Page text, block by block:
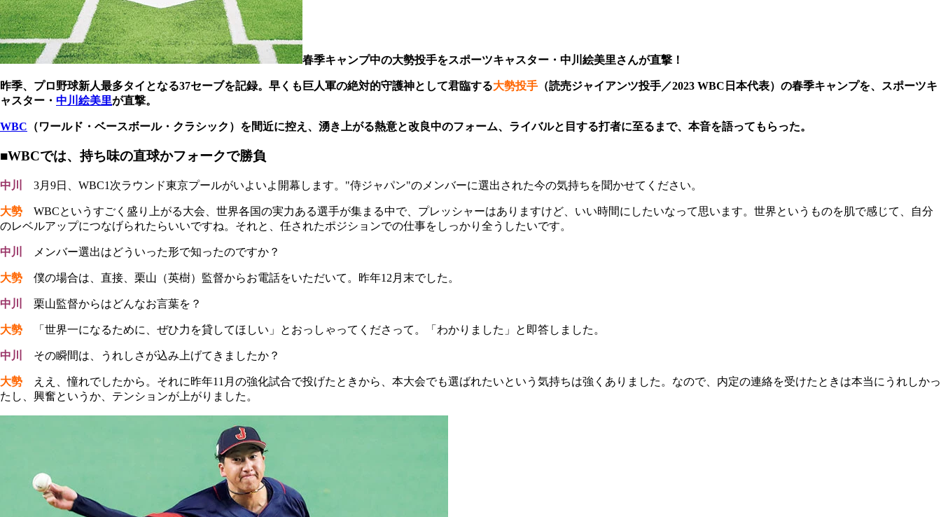
春季キャンプ中の大勢投手をスポーツキャスター・中川絵美里さんが直撃！
昨季、プロ野球新人最多タイとなる37セーブを記録。早くも巨人軍の絶対的守護神として君臨する大勢投手 （読売ジャイアンツ投手／2023 WBC日本代表）の春季キャンプを、スポーツキ
ャスター・ 中川絵美里が直撃。
WBC （ワールド・ベースボール・クラシック）を間近に控え、湧き上がる熱意と改良中のフォーム、ライバルと目する打者に至るまで、本音を語ってもらった。
■WBCでは、持ち味の直球かフォークで勝負
中川 3月9日、WBC1次ラウンド東京プールがいよいよ開幕します。"侍ジャパン"のメンバーに選出された今の気持ちを聞かせてください。
大勢 WBCというすごく盛り上がる大会、世界各国の実力ある選手が集まる中で、プレッシャーはありますけど、いい時間にしたいなって思います。世界というものを肌で感じて、自分
のレベルアップにつなげられたらいいですね。それと、任されたポジションでの仕事をしっかり全うしたいです。
中川 メンバー選出はどういった形で知ったのですか？
大勢 僕の場合は、直接、栗山（英樹）監督からお電話をいただいて。昨年12月末でした。
中川 栗山監督からはどんなお言葉を？
大勢 「世界一になるために、ぜひ力を貸してほしい」とおっしゃってくださって。「わかりました」と即答しました。
中川 その瞬間は、うれしさが込み上げてきましたか？
大勢 ええ、憧れでしたから。それに昨年11月の強化試合で投げたときから、本大会でも選ばれたいという気持ちは強くありました。なので、内定の連絡を受けたときは本当にうれしかっ
たし、興奮というか、テンションが上がりました。